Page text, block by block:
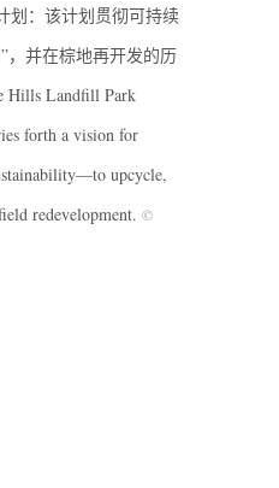
划：该计划贯彻可持续
并在棕地再开发的历
Hills Landfill Park
forth a vision for
upcycle,
redevelopment. ©